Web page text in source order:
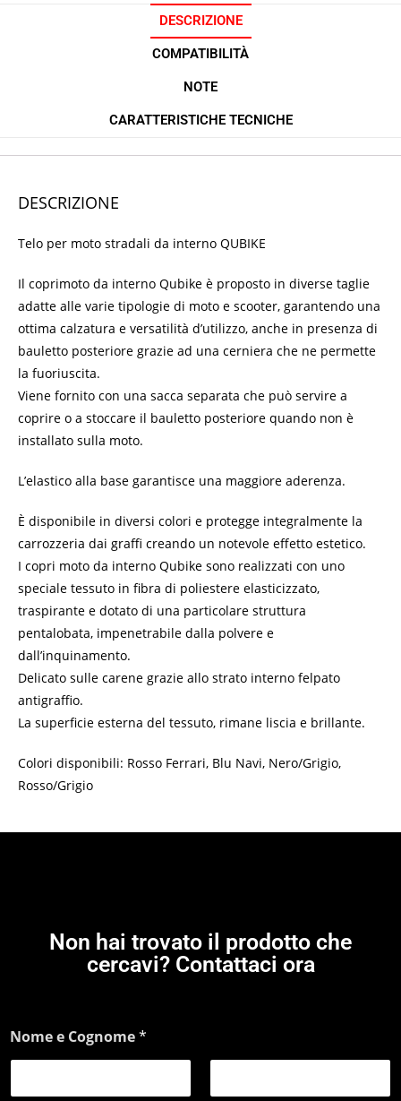
DESCRIZIONE
COMPATIBILITÀ
NOTE
CARATTERISTICHE TECNICHE
DESCRIZIONE
Telo per moto stradali da interno QUBIKE
Il coprimoto da interno Qubike è proposto in diverse taglie
adatte alle varie tipologie di moto e scooter, garantendo una
ottima calzatura e versatilità d’utilizzo, anche in presenza di
bauletto posteriore grazie ad una cerniera che ne permette
la fuoriuscita.
Viene fornito con una sacca separata che può servire a
coprire o a stoccare il bauletto posteriore quando non è
installato sulla moto.
L’elastico alla base garantisce una maggiore aderenza.
È disponibile in diversi colori e protegge integralmente la
carrozzeria dai graffi creando un notevole effetto estetico.
I copri moto da interno Qubike sono realizzati con uno
speciale tessuto in fibra di poliestere elasticizzato,
traspirante e dotato di una particolare struttura
pentalobata, impenetrabile dalla polvere e
dall’inquinamento.
Delicato sulle carene grazie allo strato interno felpato
antigraffio.
La superficie esterna del tessuto, rimane liscia e brillante.
Colori disponibili: Rosso Ferrari, Blu Navi, Nero/Grigio,
Rosso/Grigio
Non hai trovato il prodotto che
cercavi? Contattaci ora
Nome e Cognome*